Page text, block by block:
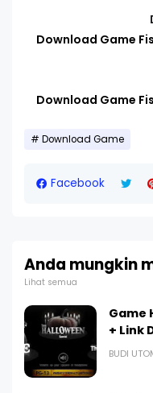
Download Game
Download Game
Download Game
Facebook
Anda mungkin
Lihat semua
Game
+ Link
BUDI